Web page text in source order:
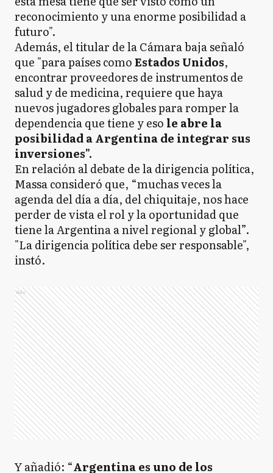
reconocimiento y una enorme posibilidad a
futuro".
Además, el titular de la Cámara baja señaló
que "para países comoEstados Unidos,
encontrar proveedores de instrumentos de
salud y de medicina, requiere que haya
nuevos jugadores globales para romper la
dependencia que tiene y eso le abre la
posibilidad a Argentina de integrar sus
inversiones".
En relación al debate de la dirigencia política,
Massa consideró que, “muchas veces la
agenda del día a día, del chiquitaje, nos hace
perder de vista el rol y la oportunidad que
tiene la Argentina a nivel regional y global”.
"La dirigencia política debe ser responsable",
instó.
Ads
Y añadió: “Argentina es uno de los